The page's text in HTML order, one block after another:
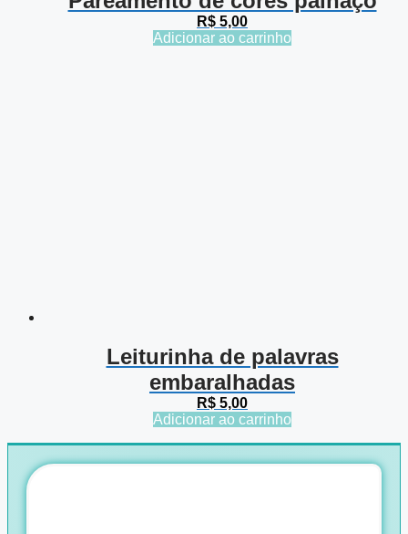
R$ 5,00
Adicionar ao carrinho
Leiturinha de palavras
embaralhadas
R$ 5,00
Adicionar ao carrinho